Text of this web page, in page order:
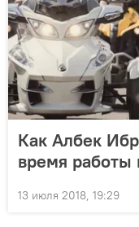
Как Албек
время
13 июля 2018, 19:29